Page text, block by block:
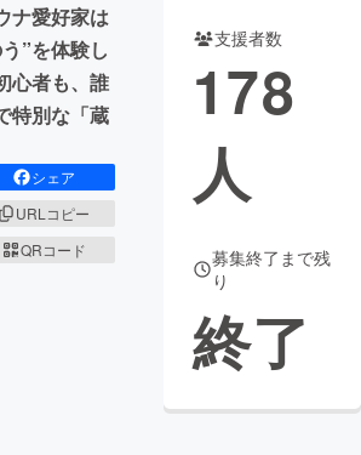
ナ愛好家は
”を体験し
心者も、誰
特別な「蔵
シェア
URLコピー
QRコード
支援者数
178
人
募集終了まで残
り
終了